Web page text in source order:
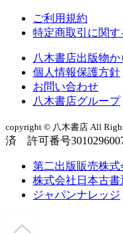
ご利用規約
特定商取引に関す
八木書店出版物
個人情報保護方針
お問い合わせ
八木書店グループ
copyright © 八木書店 All
済 許可番号
第二出版販売株式
株式会社日本古書
ジャパンナレッジ